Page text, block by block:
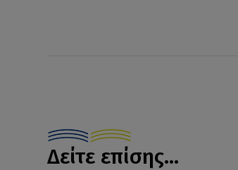
Δείτε επίσης...